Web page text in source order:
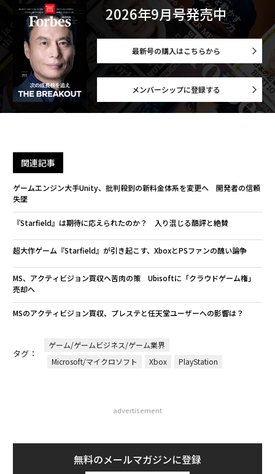
2026年9月号発売中
最新号の購入はこちらから
メンバーシップに登録する
関連記事
ゲームエンジン大手Unity、批判殺到の新料金体系を変更へ 開発者の信頼
失墜
『Starfield』は期待に応えられたのか？ 入り混じる酷評と絶賛
超大作ゲーム『Starfield』が引き起こす、XboxとPSファンの醜い論争
MS、アクティビジョン買収へ苦肉の策 Ubisoftに「クラウドゲーム権」
売却へ
MSのアクティビジョン買収、プレステと任天堂ユーザーへの影響は？
タグ：
ゲーム/ゲームビジネス/ゲーム業界
Microsoft/マイクロソフト
Xbox PlayStation
advertisement
無料のメールマガジンに登録